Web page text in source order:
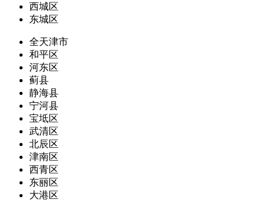
西城区
东城区
全天津市
和平区
河东区
蓟县
静海县
宁河县
宝坻区
武清区
北辰区
津南区
西青区
东丽区
大港区